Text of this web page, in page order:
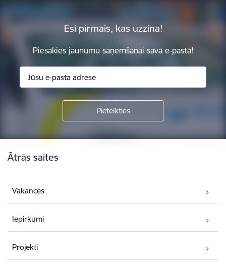
Esi pirmais, kas uzzina!
Piesakies jaunumu saņemšanai savā e-pastā!
Ātrās saites
Vakances
Iepirkumi
Projekti